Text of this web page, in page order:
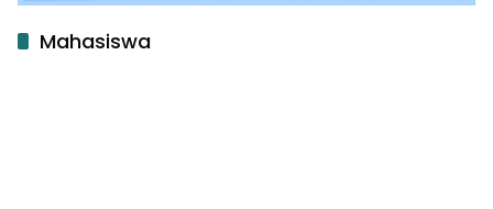
Mahasiswa